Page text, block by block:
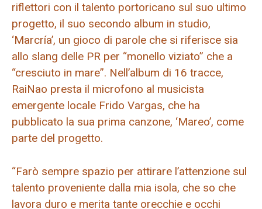
riflettori con il talento portoricano sul suo ultimo
progetto, il suo secondo album in studio,
‘Marcría’, un gioco di parole che si riferisce sia
allo slang delle PR per “monello viziato” che a
“cresciuto in mare”. Nell’album di 16 tracce,
RaiNao presta il microfono al musicista
emergente locale Frido Vargas, che ha
pubblicato la sua prima canzone, ‘Mareo’, come
parte del progetto.
“Farò sempre spazio per attirare l’attenzione sul
talento proveniente dalla mia isola, che so che
lavora duro e merita tante orecchie e occhi